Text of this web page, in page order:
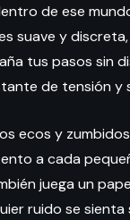
de ese
suave y
tus pasos sin
de tensión y
ecos y
a cada
juega un
ruido se